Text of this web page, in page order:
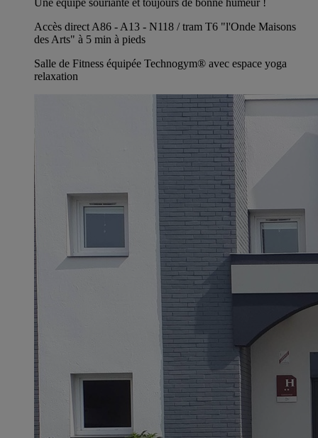
Une équipe souriante et toujours de bonne humeur !
Accès direct A86 - A13 - N118 / tram T6 "l'Onde Maisons
des Arts" à 5 min à pieds
Salle de Fitness équipée Technogym® avec espace yoga
relaxation